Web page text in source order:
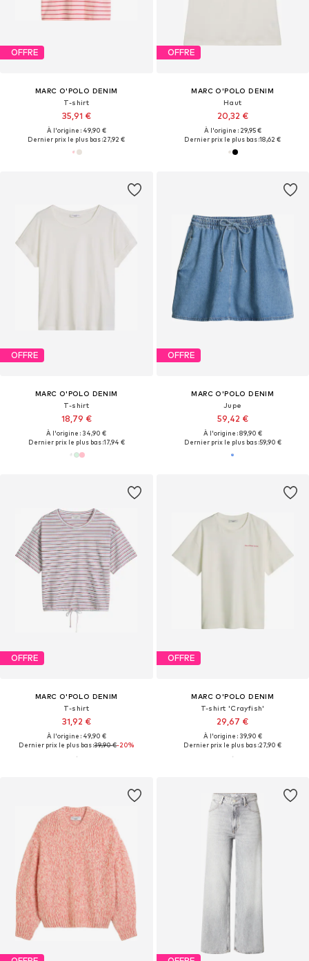
OFFRE
MARC O'POLO DENIM
T-shirt
35,91 €
À l'origine : 49,90 €
Dernier prix le plus bas :27,92 €
OFFRE
MARC O'POLO DENIM
Haut
20,32 €
À l'origine : 29,95 €
Dernier prix le plus bas :18,62 €
OFFRE
MARC O'POLO DENIM
T-shirt
18,79 €
À l'origine : 34,90 €
Dernier prix le plus bas :17,94 €
OFFRE
MARC O'POLO DENIM
Jupe
59,42 €
À l'origine : 89,90 €
Dernier prix le plus bas :59,90 €
OFFRE
MARC O'POLO DENIM
T-shirt
31,92 €
À l'origine : 49,90 €
Dernier prix le plus bas :39,90 €-20%
OFFRE
MARC O'POLO DENIM
T-shirt 'Crayfish'
29,67 €
À l'origine : 39,90 €
Dernier prix le plus bas :27,90 €